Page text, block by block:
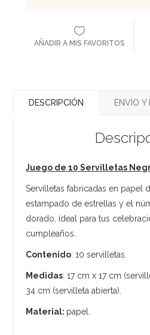
AÑADIR A MIS FAVORITOS
DESCRIPCIÓN ENVÍO Y
Juego de 10 Servilletas
Servilletas fabricadas en papel
estampado de estrellas y el
dorado, ideal para tus
cumpleaños.
Contenido: 10 servilletas.
Medidas: 17 cm x 17 cm
34 cm (servilleta abierta).
Material: papel.